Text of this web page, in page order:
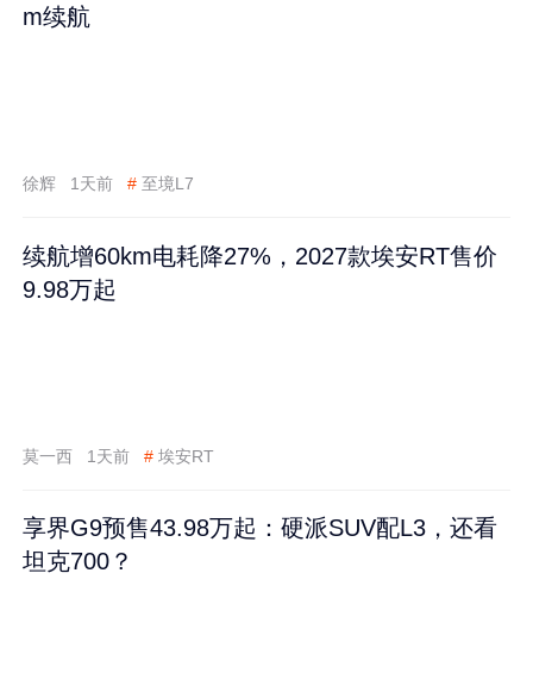
m续航
徐辉 1天前 # 至境L7
续航增60km电耗降27%，2027款埃安RT售价
9.98万起
莫一西 1天前 # 埃安RT
享界G9预售43.98万起：硬派SUV配L3，还看
坦克700？